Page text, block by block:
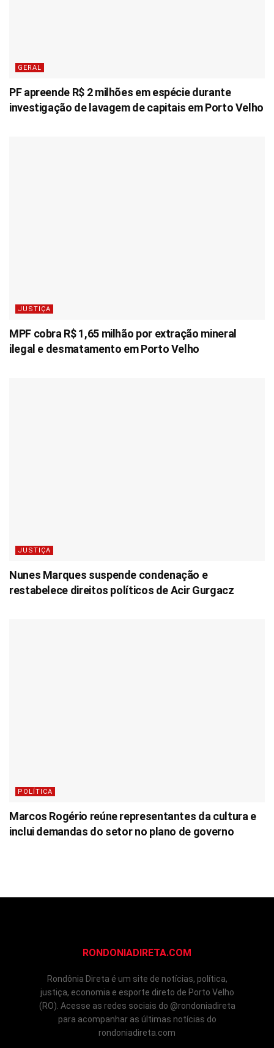
GERAL
PF apreende R$ 2 milhões em espécie durante
investigação de lavagem de capitais em Porto Velho
JUSTIÇA
MPF cobra R$ 1,65 milhão por extração mineral
ilegal e desmatamento em Porto Velho
JUSTIÇA
Nunes Marques suspende condenação e
restabelece direitos políticos de Acir Gurgacz
POLÍTICA
Marcos Rogério reúne representantes da cultura e
inclui demandas do setor no plano de governo
RONDONIADIRETA.COM
Rondônia Direta é um site de notícias, política,
justiça, economia e esporte direto de Porto Velho
(RO). Acesse as redes sociais do @rondoniadireta
para acompanhar as últimas notícias do
rondoniadireta.com